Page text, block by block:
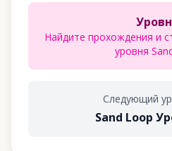
Найдите прохождения и
уровня
Следующий
Sand Loop